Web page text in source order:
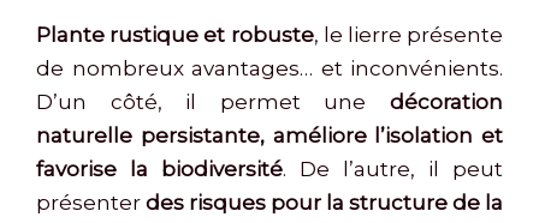
Plante rustique et robuste, le lierre présente
de nombreux avantages… et inconvénients.
D’un côté, il permet une décoration
naturelle persistante, améliore l’isolation et
favorise la biodiversité. De l’autre, il peut
présenter des risques pour la structure de la